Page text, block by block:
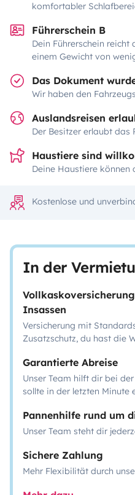
komfortabler
Führerschein B
Dein Führerschein reicht
einem Gewicht von
Das Dokument
Wir haben den
Auslandsreisen
Der Besitzer erlaubt das
Haustiere sind
Deine Haustiere können
Kostenlose und
In der
Insassen
Versicherung mit
Zusatzschutz, du hast die
Garantierte Abreise
Unser Team hilft dir bei
sollte in der letzten Minute
Pannenhilfe rund um
Unser Team steht dir
Sichere Zahlung
Mehr Flexibilität durch